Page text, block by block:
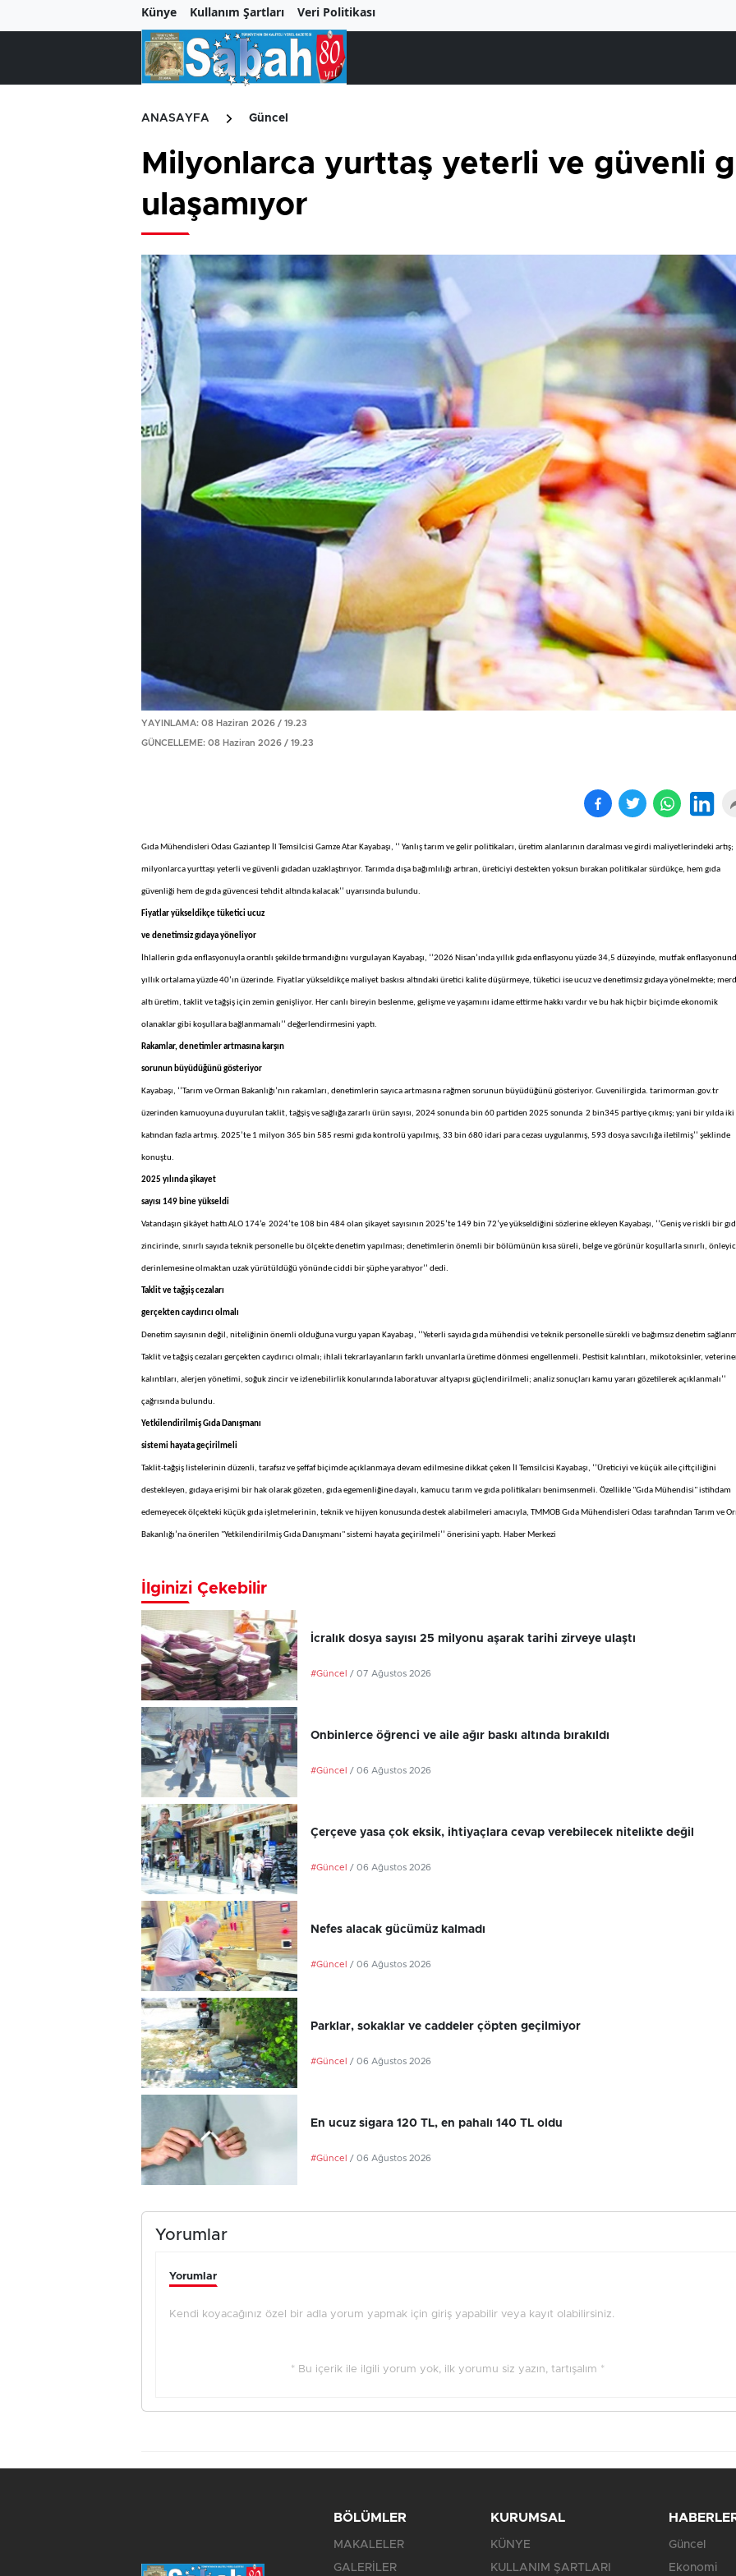
Künye Kullanım Şartları Veri Politikası
ANASAYFA Güncel
Milyonlarca yurttaş yeterli ve güvenli
ulaşamıyor
YAYINLAMA: 08 Haziran 2026 / 19.23
GÜNCELLEME: 08 Haziran 2026 / 19.23
Gıda Mühendisleri Odası Gaziantep İl Temsilcisi Gamze Atar Kayabaşı, ‘’ Yanlış tarım ve gelir politikaları, üretim alanlarının daralması ve girdi maliyetlerindeki artış;
milyonlarca yurttaşı yeterli ve güvenli gıdadan uzaklaştırıyor. Tarımda dışa bağımlılığı artıran, üreticiyi destekten yoksun bırakan politikalar sürdükçe, hem gıda
güvenliği hem de gıda güvencesi tehdit altında kalacak’’ uyarısında bulundu.
Fiyatlar yükseldikçe tüketici ucuz
ve denetimsiz gıdaya yöneliyor
İhlallerin gıda enflasyonuyla orantılı şekilde tırmandığını vurgulayan Kayabaşı, ‘’2026 Nisan’ında yıllık gıda enflasyonu yüzde 34,5 düzeyinde, mutfak
yıllık ortalama yüzde 40’ın üzerinde. Fiyatlar yükseldikçe maliyet baskısı altındaki üretici kalite düşürmeye, tüketici ise ucuz ve denetimsiz gıdaya yönelmekte;
altı üretim, taklit ve tağşiş için zemin genişliyor. Her canlı bireyin beslenme, gelişme ve yaşamını idame ettirme hakkı vardır ve bu hak hiçbir biçimde ekonomik
olanaklar gibi koşullara bağlanmamalı’’ değerlendirmesini yaptı.
Rakamlar, denetimler artmasına karşın
sorunun büyüdüğünü gösteriyor
Kayabaşı, ‘’Tarım ve Orman Bakanlığı’nın rakamları, denetimlerin sayıca artmasına rağmen sorunun büyüdüğünü gösteriyor. Guvenilirgida. tarimorman.gov.tr
üzerinden kamuoyuna duyurulan taklit, tağşiş ve sağlığa zararlı ürün sayısı, 2024 sonunda bin 60 partiden 2025 sonunda 2 bin345 partiye çıkmış; yani bir yılda iki
katından fazla artmış. 2025’te 1 milyon 365 bin 585 resmi gıda kontrolü yapılmış, 33 bin 680 idari para cezası uygulanmış, 593 dosya savcılığa iletilmiş’’ şeklinde
konuştu.
2025 yılında şikayet
sayısı 149 bine yükseldi
Vatandaşın şikâyet hattı ALO 174’e 2024’te 108 bin 484 olan şikayet sayısının 2025’te 149 bin 72’ye yükseldiğini sözlerine ekleyen Kayabaşı, ‘’Geniş ve riskli bir
zincirinde, sınırlı sayıda teknik personelle bu ölçekte denetim yapılması; denetimlerin önemli bir bölümünün kısa süreli, belge ve görünür koşullarla sınırlı,
derinlemesine olmaktan uzak yürütüldüğü yönünde ciddi bir şüphe yaratıyor’’ dedi.
Taklit ve tağşiş cezaları
gerçekten caydırıcı olmalı
Denetim sayısının değil, niteliğinin önemli olduğuna vurgu yapan Kayabaşı, ‘’Yeterli sayıda gıda mühendisi ve teknik personelle sürekli ve bağımsız denetim
Taklit ve tağşiş cezaları gerçekten caydırıcı olmalı; ihlali tekrarlayanların farklı unvanlarla üretime dönmesi engellenmeli. Pestisit kalıntıları, mikotoksinler,
kalıntıları, alerjen yönetimi, soğuk zincir ve izlenebilirlik konularında laboratuvar altyapısı güçlendirilmeli; analiz sonuçları kamu yararı gözetilerek açıklanmalı’’
çağrısında bulundu.
Yetkilendirilmiş Gıda Danışmanı
sistemi hayata geçirilmeli
Taklit-tağşiş listelerinin düzenli, tarafsız ve şeffaf biçimde açıklanmaya devam edilmesine dikkat çeken İl Temsilcisi Kayabaşı, ‘’Üreticiyi ve küçük aile çiftçiliğini
destekleyen, gıdaya erişimi bir hak olarak gözeten, gıda egemenliğine dayalı, kamucu tarım ve gıda politikaları benimsenmeli. Özellikle "Gıda Mühendisi" istihdam
edemeyecek ölçekteki küçük gıda işletmelerinin, teknik ve hijyen konusunda destek alabilmeleri amacıyla, TMMOB Gıda Mühendisleri Odası tarafından Tarım ve
Bakanlığı’na önerilen "Yetkilendirilmiş Gıda Danışmanı" sistemi hayata geçirilmeli’’ önerisini yaptı. Haber Merkezi
İlginizi Çekebilir
İcralık dosya sayısı 25 milyonu aşarak tarihi zirveye ulaştı
#Güncel / 07 Ağustos 2026
Onbinlerce öğrenci ve aile ağır baskı altında bırakıldı
#Güncel / 06 Ağustos 2026
Çerçeve yasa çok eksik, ihtiyaçlara cevap verebilecek nitelikte değil
#Güncel / 06 Ağustos 2026
Nefes alacak gücümüz kalmadı
#Güncel / 06 Ağustos 2026
Parklar, sokaklar ve caddeler çöpten geçilmiyor
#Güncel / 06 Ağustos 2026
En ucuz sigara 120 TL, en pahalı 140 TL oldu
#Güncel / 06 Ağustos 2026
Yorumlar
Yorumlar
Kendi koyacağınız özel bir adla yorum yapmak için giriş yapabilir veya kayıt olabilirsiniz.
* Bu içerik ile ilgili yorum yok, ilk yorumu siz yazın, tartışalım *
Birçok uyku hastalığının
tan...
En ucuz sigara 120 TL,
pa...
BÖLÜMLER
MAKALELER
GALERİLER
KURUMSAL
KÜNYE
KULLANIM ŞARTLARI
Güncel
Ekonomi